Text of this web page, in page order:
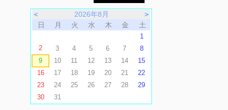
＜ 2026年8月
＞
日
月 火 水 木 金 土
1
2
3 4 5 6 7
8
9
10 11 12 13 14
15
16
17 18 19 20 21
22
23
24 25 26 27 28
29
30
31